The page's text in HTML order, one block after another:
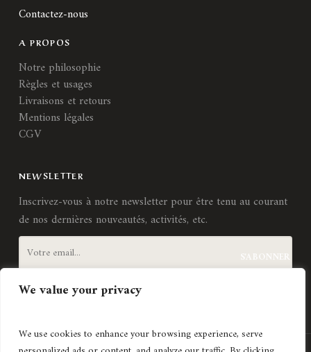
We value your privacy
We use cookies to enhance your browsing experience, serve
Contactez-nous
A PROPOS
Notre philosophie
Règles et usages
Livraisons et retours
Mentions légales
CGV
NEWSLETTER
Inscrivez-vous à notre newsletter pour être tenu au courant
de nos dernières nouveautés, activités, etc.
J'accepte lestermes et conditions